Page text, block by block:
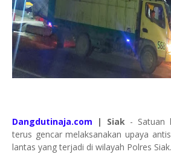
Dangdutinaja.com | Siak - Satuan
terus gencar melaksanakan upaya
lantas yang terjadi di wilayah Polres Siak.